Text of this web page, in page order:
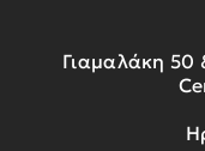
Γιαμαλάκη 50